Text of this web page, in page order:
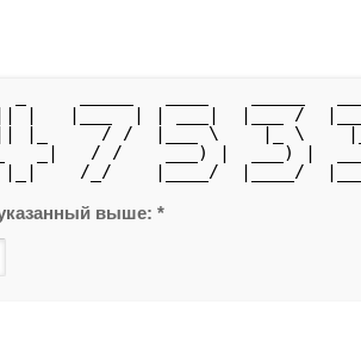
|   |___  | | ___|  |___ /
|_     / /  |___ \    |_ \
_|   / /    ___) |  ___) |
/_/    |____/  |____/
выше: *